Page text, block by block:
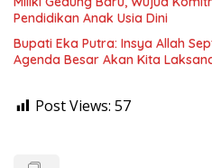
Pendidikan Anak Usia Dini
Bupati Eka Putra: Insya Allah
Agenda Besar Akan Kita
Post Views: 57